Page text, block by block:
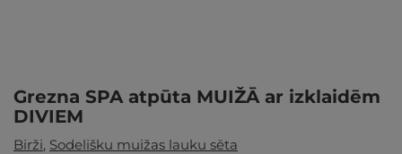
Grezna SPA atpūta MUIŽĀ ar izklaidēm
DIVIEM
Birži, Sodelišku muižas lauku sēta